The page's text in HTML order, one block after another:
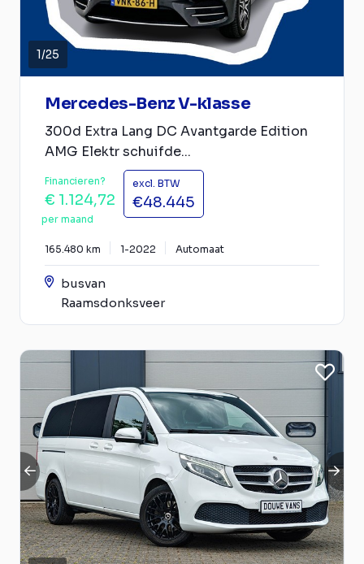
1/25
Mercedes-Benz V-klasse
300d Extra Lang DC Avantgarde Edition
AMG Elektr schuifde...
Financieren?
€ 1.124,72
per maand
excl. BTW
€48.445
165.480 km 1-2022 Automaat
busvan
Raamsdonksveer